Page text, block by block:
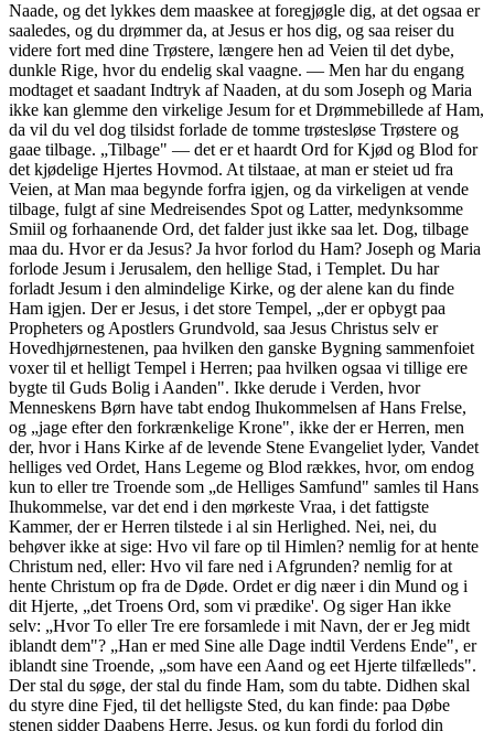
Naade, og det lykkes dem maaskee at foregjøgle dig, at det ogsaa er
saaledes, og du drømmer da, at Jesus er hos dig, og saa reiser du
videre fort med dine Trøstere, længere hen ad Veien til det dybe,
dunkle Rige, hvor du endelig skal vaagne. — Men har du engang
modtaget et saadant Indtryk af Naaden, at du som Joseph og Maria
ikke kan glemme den virkelige Jesum for et Drømmebillede af Ham,
da vil du vel dog tilsidst forlade de tomme trøstesløse Trøstere og
gaae tilbage. „Tilbage" — det er et haardt Ord for Kjød og Blod for
det kjødelige Hjertes Hovmod. At tilstaae, at man er steiet ud fra
Veien, at Man maa begynde forfra igjen, og da virkeligen at vende
tilbage, fulgt af sine Medreisendes Spot og Latter, medynksomme
Smiil og forhaanende Ord, det falder just ikke saa let. Dog, tilbage
maa du. Hvor er da Jesus? Ja hvor forlod du Ham? Joseph og Maria
forlode Jesum i Jerusalem, den hellige Stad, i Templet. Du har
forladt Jesum i den almindelige Kirke, og der alene kan du finde
Ham igjen. Der er Jesus, i det store Tempel, „der er opbygt paa
Propheters og Apostlers Grundvold, saa Jesus Christus selv er
Hovedhjørnestenen, paa hvilken den ganske Bygning sammenfoiet
voxer til et helligt Tempel i Herren; paa hvilken ogsaa vi tillige ere
bygte til Guds Bolig i Aanden". Ikke derude i Verden, hvor
Menneskens Børn have tabt endog Ihukommelsen af Hans Frelse,
og „jage efter den forkrænkelige Krone", ikke der er Herren, men
der, hvor i Hans Kirke af de levende Stene Evangeliet lyder, Vandet
helliges ved Ordet, Hans Legeme og Blod rækkes, hvor, om endog
kun to eller tre Troende som „de Helliges Samfund" samles til Hans
Ihukommelse, var det end i den mørkeste Vraa, i det fattigste
Kammer, der er Herren tilstede i al sin Herlighed. Nei, nei, du
behøver ikke at sige: Hvo vil fare op til Himlen? nemlig for at hente
Christum ned, eller: Hvo vil fare ned i Afgrunden? nemlig for at
hente Christum op fra de Døde. Ordet er dig næer i din Mund og i
dit Hjerte, „det Troens Ord, som vi prædike'. Og siger Han ikke
selv: „Hvor To eller Tre ere forsamlede i mit Navn, der er Jeg midt
iblandt dem"? „Han er med Sine alle Dage indtil Verdens Ende", er
iblandt sine Troende, „som have een Aand og eet Hjerte tilfælleds".
Der stal du søge, der stal du finde Ham, som du tabte. Didhen skal
du styre dine Fjed, til det helligste Sted, du kan finde: paa Døbe
stenen sidder Daabens Herre, Jesus, og kun fordi du forlod din